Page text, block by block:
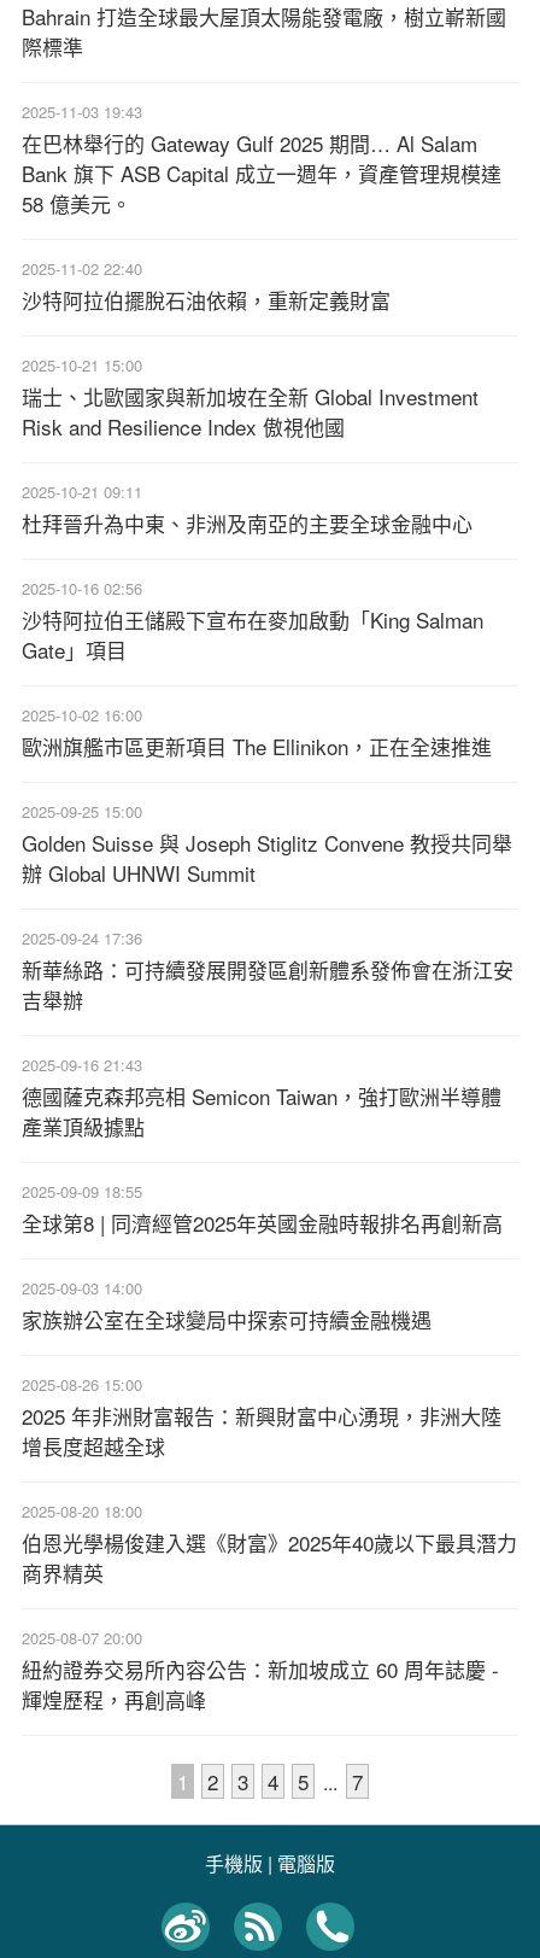
Bahrain 打造全球最大屋頂太陽能發電廠，樹立嶄新國
際標準
2025-11-03 19:43
在巴林舉行的 Gateway Gulf 2025 期間… Al Salam
Bank 旗下 ASB Capital 成立一週年，資產管理規模達
58 億美元。
2025-11-02 22:40
沙特阿拉伯擺脫石油依賴，重新定義財富
2025-10-21 15:00
瑞士、北歐國家與新加坡在全新 Global Investment
Risk and Resilience Index 傲視他國
2025-10-21 09:11
杜拜晉升為中東、非洲及南亞的主要全球金融中心
2025-10-16 02:56
沙特阿拉伯王儲殿下宣布在麥加啟動「King Salman
Gate」項目
2025-10-02 16:00
歐洲旗艦市區更新項目 The Ellinikon，正在全速推進
2025-09-25 15:00
Golden Suisse 與 Joseph Stiglitz Convene 教授共同舉
辦 Global UHNWI Summit
2025-09-24 17:36
新華絲路：可持續發展開發區創新體系發佈會在浙江安
吉舉辦
2025-09-16 21:43
德國薩克森邦亮相 Semicon Taiwan，強打歐洲半導體
產業頂級據點
2025-09-09 18:55
全球第8 | 同濟經管2025年英國金融時報排名再創新高
2025-09-03 14:00
家族辦公室在全球變局中探索可持續金融機遇
2025-08-26 15:00
2025 年非洲財富報告：新興財富中心湧現，非洲大陸
增長度超越全球
2025-08-20 18:00
伯恩光學楊俊建入選《財富》2025年40歲以下最具潛力
商界精英
2025-08-07 20:00
紐約證券交易所內容公告：新加坡成立 60 周年誌慶 -
輝煌歷程，再創高峰
1 2 3 4 5 ... 7
手機版 | 電腦版